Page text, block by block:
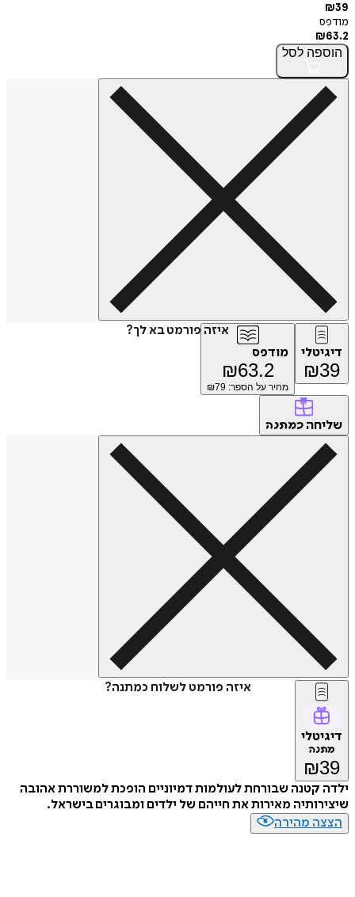
₪39
מודפס
₪63.2
הוספה לסל
איזה פורמט בא לך?
דיגיטלי
₪39
מודפס
₪63.2
מחיר על הספר: ₪ 79
שליחה כמתנה
איזה פורמט לשלוח כמתנה?
דיגיטלי
מתנה
₪39
ילדה קטנה שבורחת לעולמות דמיוניים הופכת למשוררת אהובה
שיצירותיה מאירות את חייהם של ילדים ומבוגרים בישראל.
הצצה מהירה